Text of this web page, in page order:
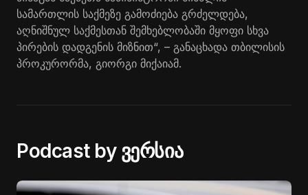
სამართლის საქმეზე გამოძიება გრძელდება,
აღნიშნულ საქმესთან შემხებლობაში მყოფი სხვა
პირების დადგენის მიზნით“, – განაცხადა თბილისის
პროკურორმა, გიორგი მიქაიამ.
Podcast by ვერსია